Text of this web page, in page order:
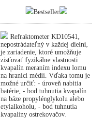
Bestseller
Refraktometer KD10541,
nepostrádateľný v každej dielni,
je zariadenie, ktoré umožňuje
zisťovať fyzikálne vlastnosti
kvapalín meraním indexu lomu
na hranici médií. Vďaka tomu je
možné určiť: - úroveň nabitia
batérie, - bod tuhnutia kvapalín
na báze propylénglykolu alebo
etylalkoholu, - bod tuhnutia
kvapaliny ostrekovačov.